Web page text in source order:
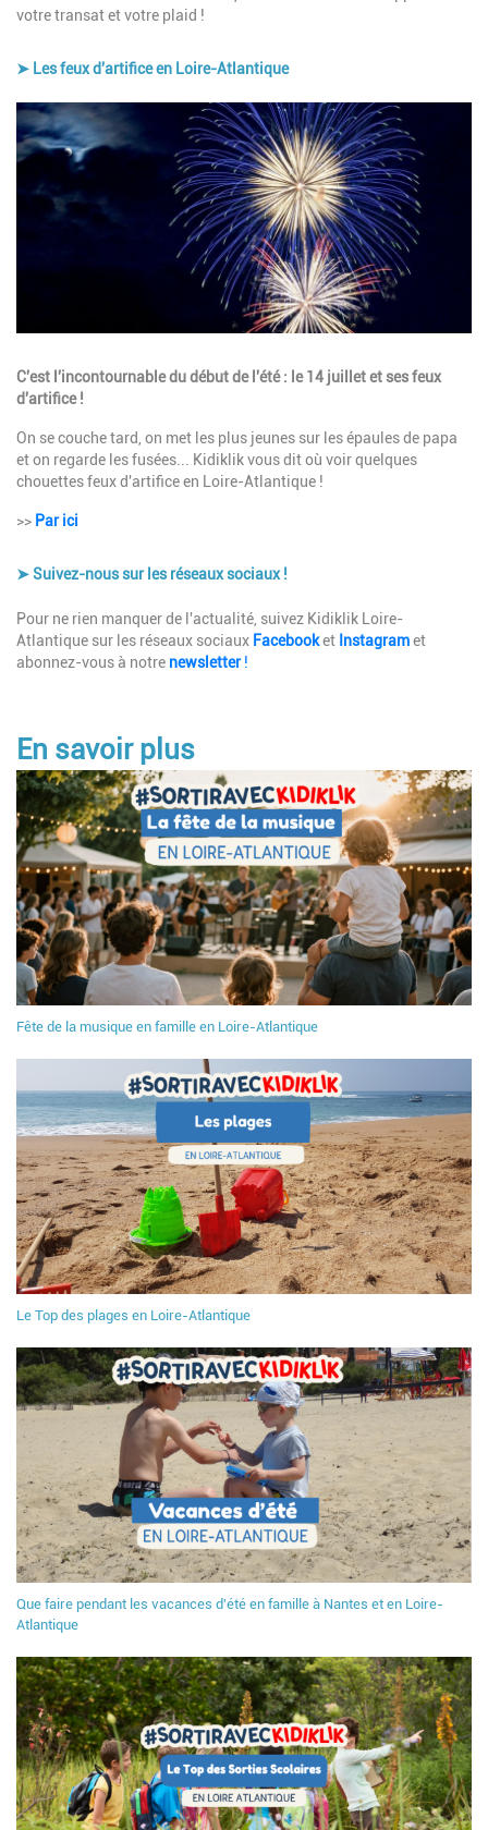
votre transat et votre plaid !
➤ Les feux d'artifice en Loire-Atlantique
Image
Description
C'est l'incontournable du début de l'été : le 14 juillet et ses feux
d'artifice !
On se couche tard, on met les plus jeunes sur les épaules de papa
et on regarde les fusées... Kidiklik vous dit où voir quelques
chouettes feux d'artifice en Loire-Atlantique !
>> Par ici
➤ Suivez-nous sur les réseaux sociaux !
Description
Pour ne rien manquer de l'actualité, suivez Kidiklik Loire-
Atlantique sur les réseaux sociaux Facebooket Instagramet
abonnez-vous à notre newsletter!
En savoir plus
Fête de la musique en famille en Loire-Atlantique
Le Top des plages en Loire-Atlantique
Que faire pendant les vacances d'été en famille à Nantes et en Loire-
Atlantique